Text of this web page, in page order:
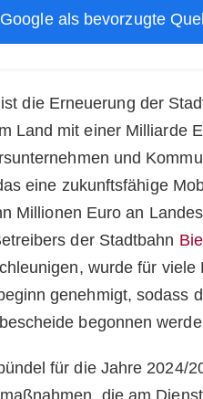
Google als bevorzugte
die Erneuerung der
Land mit einer Milliarde
und
eine zukunftsfähige
Millionen Euro an
der Stadtbahn
wurde für
genehmigt, sodass
begonnen
für die Jahre 2024/
die am